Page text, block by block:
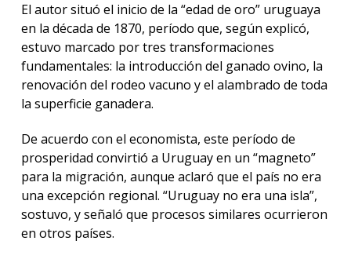
El autor situó el inicio de la “edad de oro” uruguaya
en la década de 1870, período que, según explicó,
estuvo marcado por tres transformaciones
fundamentales: la introducción del ganado ovino, la
renovación del rodeo vacuno y el alambrado de toda
la superficie ganadera.
De acuerdo con el economista, este período de
prosperidad convirtió a Uruguay en un “magneto”
para la migración, aunque aclaró que el país no era
una excepción regional. “Uruguay no era una isla”,
sostuvo, y señaló que procesos similares ocurrieron
en otros países.